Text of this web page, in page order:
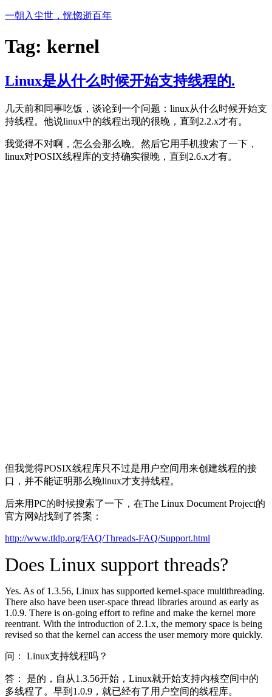
Skip
一朝入尘世，恍惚逝百年
Tag: kernel
Linux是从什么时候开始支持线程的.
几天前和同事吃饭，谈论到一个问题：linux从什么时候开始支
持线程。他说linux中的线程出现的很晚，直到2.2.x才有。
我觉得不对啊，怎么会那么晚。然后它用手机搜索了一下，
linux对POSIX线程库的支持确实很晚，直到2.6.x才有。
但我觉得POSIX线程库只不过是用户空间用来创建线程的接
口，并不能证明那么晚linux才支持线程。
后来用PC的时候搜索了一下，在The Linux Document Project的
官方网站找到了答案：
http://www.tldp.org/FAQ/Threads-FAQ/Support.html
Does Linux support threads?
Yes. As of 1.3.56, Linux has supported kernel-space multithreading.
There also have been user-space thread libraries around as early as
1.0.9. There is on-going effort to refine and make the kernel more
reentrant. With the introduction of 2.1.x, the memory space is being
revised so that the kernel can access the user memory more quickly.
问： Linux支持线程吗？
答： 是的，自从1.3.56开始，Linux就开始支持内核空间中的
多线程了。早到1.0.9，就已经有了用户空间的线程库。